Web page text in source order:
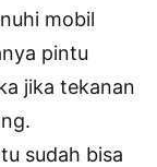
mobil
pintu
jika tekanan
sudah bisa